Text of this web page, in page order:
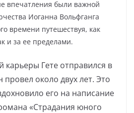
впечатления были важной
Иоганна Вольфганга
времени путешествуя, как
и за ее пределами.
карьеры Гете отправился в
провел около двух лет. Это
его на написание
«Страдания юного